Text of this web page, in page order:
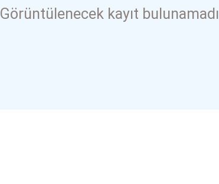
Görüntülenecek kayıt bulunamadı